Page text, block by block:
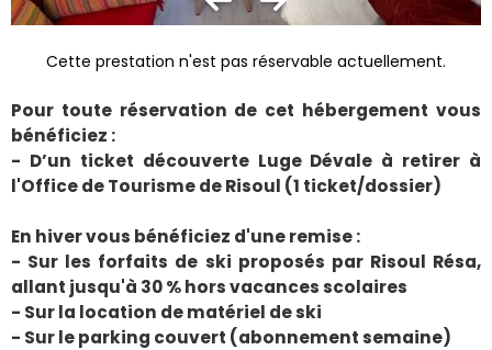
Cette prestation n'est pas réservable actuellement.
Pour toute réservation de cet hébergement vous
bénéficiez :
- D’un ticket découverte Luge Dévale à retirer à
l'Office de Tourisme de Risoul (1 ticket/dossier)
En hiver vous bénéficiez d'une remise :
- Sur les forfaits de ski proposés par Risoul Résa,
allant jusqu'à 30 % hors vacances scolaires
- Sur la location de matériel de ski
- Sur le parking couvert (abonnement semaine)